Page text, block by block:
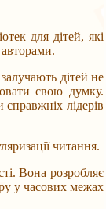
для дітей, які
дітей не
свою думку.
лідерів
читання.
Вона розробляє
у часових межах